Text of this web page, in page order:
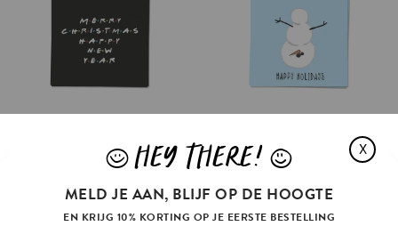
X
JHEY THERE! L
MELD JE AAN, BLIJF OP DE HOOGTE
EN KRIJG 10% KORTING OP JE EERSTE BESTELLING